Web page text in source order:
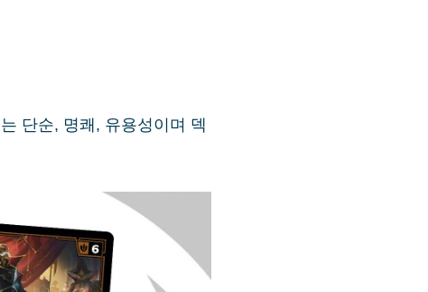
단순, 명쾌, 유용성이며 덱